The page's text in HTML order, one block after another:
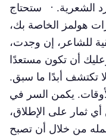
الشعرية. · ستحتاج
هولمز الخاصة بك،
للشاعر، إن وجدت،
أن تكون مستعدًا
تكتشف أبدًا ما سبق.
يكمن السر في
ثمار على الإطلاق،
من خلال أن تصبح